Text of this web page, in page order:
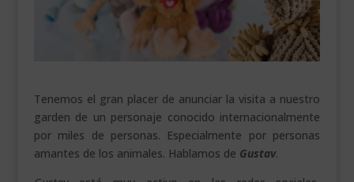
VEURE EN CATALÀ
Tenemos el gran placer de anunciar la visita a nuestro
garden de un personaje conocido internacionalmente
por miles de personas. Especialmente por personas
amantes de los animales. Hablamos de Gustav.